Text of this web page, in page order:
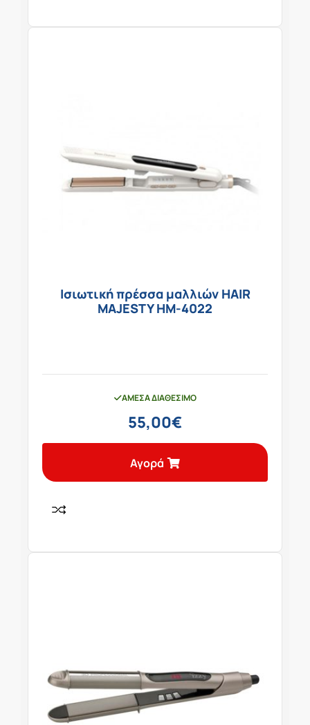
Ισιωτική πρέσσα μαλλιών HAIR
MAJESTY HM-4022
ΆΜΕΣΑ ΔΙΑΘΈΣΙΜΟ
55,00€
Αγορά